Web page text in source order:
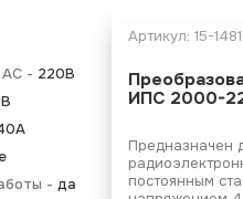
- 220В
- да
Артикул: 15-
ИПС 2000-
Предназначен
постоянным